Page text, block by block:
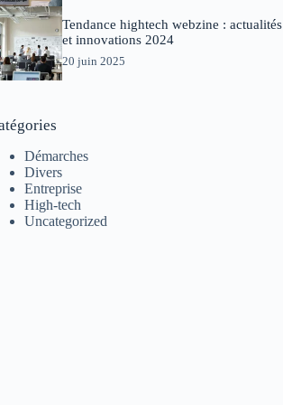
Tendance hightech webzine : actualités
et innovations 2024
20 juin 2025
Démarches
Divers
Entreprise
High-tech
Uncategorized